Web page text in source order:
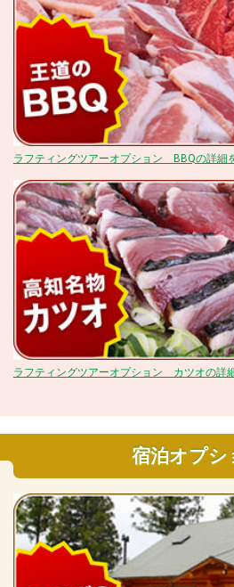
ラフティングツアーオプション BBQの詳細
ラフティングツアーオプション カツオの詳
宿泊オプシ